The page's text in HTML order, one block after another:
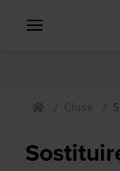
Cluse